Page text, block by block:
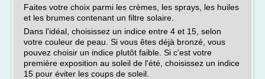
Faites votre choix parmi les crèmes, les sprays, les huiles
et les brumes contenant un filtre solaire.
Dans l'idéal, choisissez un indice entre 4 et 15, selon
votre couleur de peau. Si vous êtes déjà bronzé, vous
pouvez choisir un indice plutôt faible. Si c'est votre
première exposition au soleil de l'été, choisissez un indice
15 pour éviter les coups de soleil.